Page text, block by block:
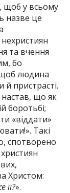
щоб у всьому
назве це
та вчення
бо
щоб людина
пристрасті.
настав, що як
боротьбі;
«віддати»
Такі
спотворено
Христом:
».